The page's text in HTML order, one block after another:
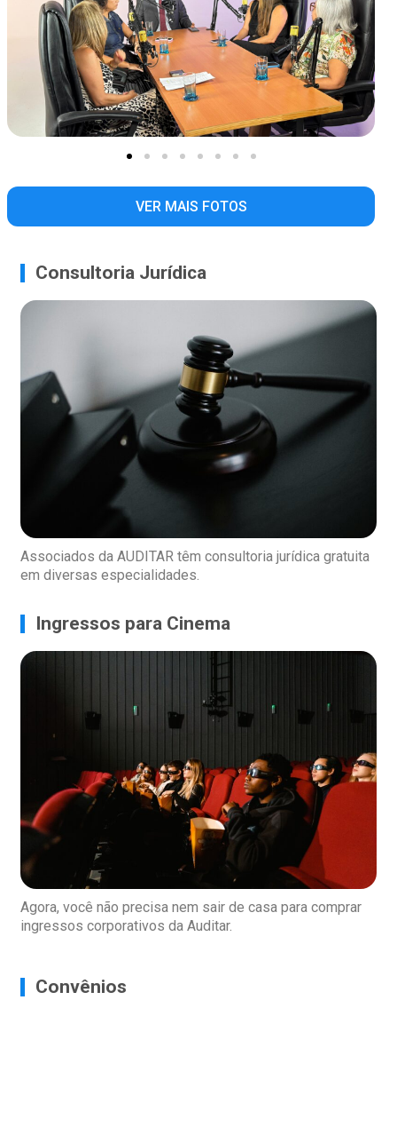
VER MAIS FOTOS
Consultoria Jurídica
Associados da AUDITAR têm consultoria jurídica gratuita
em diversas especialidades.
Ingressos para Cinema
Agora, você não precisa nem sair de casa para comprar
ingressos corporativos da Auditar.
Convênios